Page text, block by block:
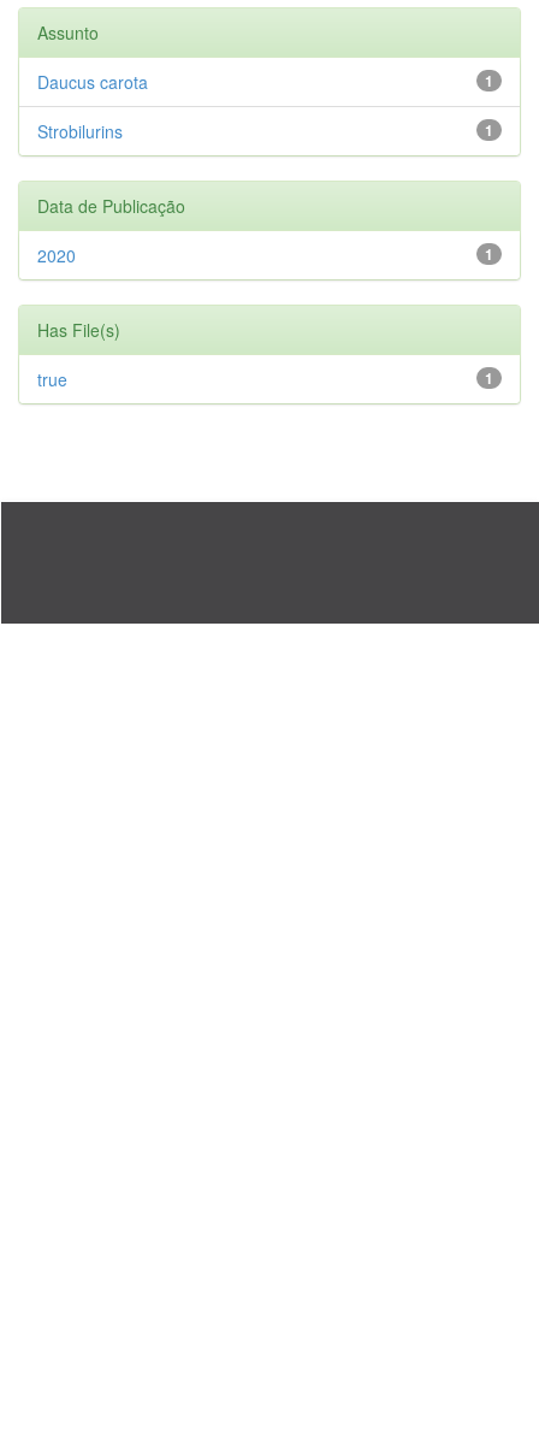
Assunto
1
Daucus carota
1
Strobilurins
Data de Publicação
1
2020
Has File(s)
1
true